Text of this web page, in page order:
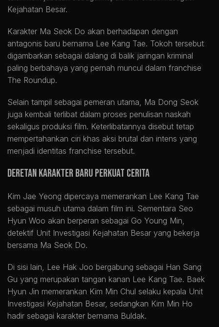
Kejahatan Besar.
Karakter Ma Seok Do akan berhadapan dengan
antagonis baru bernama Lee Kang Tae. Tokoh tersebut
digambarkan sebagai dalang di balik jaringan kriminal
paling berbahaya yang pernah muncul dalam franchise
The Roundup.
Selain tampil sebagai pemeran utama, Ma Dong Seok
juga kembali terlibat dalam proses penulisan naskah
sekaligus produksi film. Keterlibatannya disebut tetap
mempertahankan ciri khas aksi brutal dan intens yang
menjadi identitas franchise tersebut.
Deretan Karakter Baru Perkuat Cerita
Kim Jae Yeong dipercaya memerankan Lee Kang Tae
sebagai musuh utama dalam film ini. Sementara Seo
Hyun Woo akan berperan sebagai Go Young Min,
detektif Unit Investigasi Kejahatan Besar yang bekerja
bersama Ma Seok Do.
Di sisi lain, Lee Hak Joo bergabung sebagai Han Sang
Gu yang merupakan tangan kanan Lee Kang Tae. Baek
Hyun Jin memerankan Kim Min Chul selaku kepala Unit
Investigasi Kejahatan Besar, sedangkan Kim Min Ho
hadir sebagai karakter bernama Buldak.